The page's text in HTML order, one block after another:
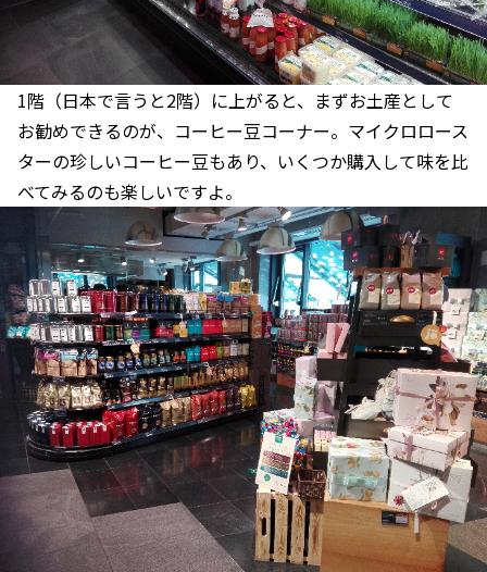
1階（日本で言うと2階）に上がると、まずお土産として
お勧めできるのが、コーヒー豆コーナー。マイクロロース
ターの珍しいコーヒー豆もあり、いくつか購入して味を比
べてみるのも楽しいですよ。